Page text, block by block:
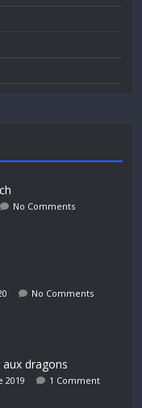
No Comments
No Comments
aux dragons
2019 1 Comment